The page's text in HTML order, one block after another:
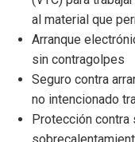
al material que
Arranque
sin contragolpes
Seguro contra
no intencionado
Protección contra